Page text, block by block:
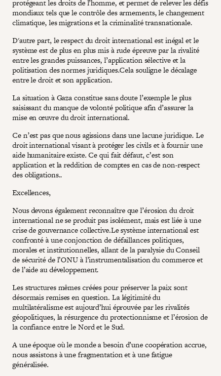
protégeant les droits de l’homme, et permet de relever les défis
mondiaux tels que le contrôle des armements, le changement
climatique, les migrations et la criminalité transnationale.
D'autre part, le respect du droit international est inégal et le
système est de plus en plus mis à rude épreuve par la rivalité
entre les grandes puissances, l’application sélective et la
politisation des normes juridiques.Cela souligne le décalage
entre le droit et son application.
La situation à Gaza constitue sans doute l’exemple le plus
saisissant du manque de volonté politique afin d’assurer la
mise en œuvre du droit international.
Ce n’est pas que nous agissions dans une lacune juridique. Le
droit international visant à protéger les civils et à fournir une
aide humanitaire existe. Ce qui fait défaut, c’est son
application et la reddition de comptes en cas de non-respect
des obligations..
Excellences,
Nous devons également reconnaître que l’érosion du droit
international ne se produit pas isolément, mais est liée à une
crise de gouvernance collective.Le système international est
confronté à une conjonction de défaillances politiques,
morales et institutionnelles, allant de la paralysie du Conseil
de sécurité de l’ONU à l’instrumentalisation du commerce et
de l’aide au développement.
Les structures mêmes créées pour préserver la paix sont
désormais remises en question. La légitimité du
multilatéralisme est aujourd’hui éprouvée par les rivalités
géopolitiques, la résurgence du protectionnisme et l’érosion de
la confiance entre le Nord et le Sud.
A une époque où le monde a besoin d’une coopération accrue,
nous assistons à une fragmentation et à une fatigue
généralisée.